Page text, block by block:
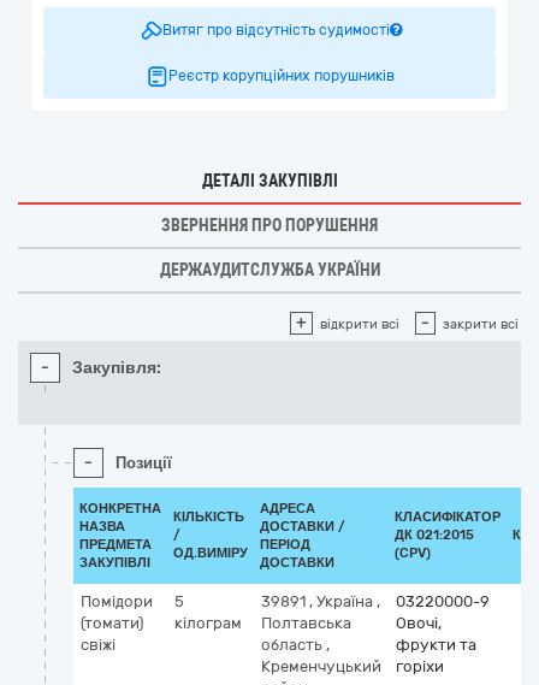
Витяг про відсутність судимості
Реєстр корупційних порушників
ДЕТАЛІ ЗАКУПІВЛІ
ЗВЕРНЕННЯ ПРО ПОРУШЕННЯ
ДЕРЖАУДИТСЛУЖБА УКРАЇНИ
+ відкрити всі - закрити всі
- Закупівля:
- Позиції
КОНКРЕТНА
НАЗВА
ПРЕДМЕТА
ЗАКУПІВЛІ
КІЛЬКІСТЬ
/
ОД.ВИМІРУ
АДРЕСА
ДОСТАВКИ /
ПЕРІОД
ДОСТАВКИ
КЛАСИФІКАТОР
ДК 021:2015
(CPV)
Помідори
(томати)
свіжі
5
кілограм
39891 , Україна ,
Полтавська
область ,
Кременчуцький
03220000-9
Овочі,
фрукти та
горіхи